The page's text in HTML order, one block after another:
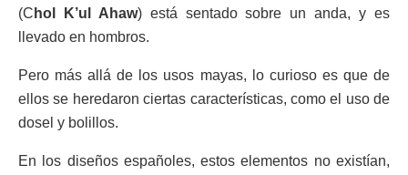
(C hol K’ul Ahaw) está sentado sobre un anda, y es
llevado en hombros.
Pero más allá de los usos mayas, lo curioso es que de
ellos se heredaron ciertas características, como el uso de
dosel y bolillos.
En los diseños españoles, estos elementos no existían,